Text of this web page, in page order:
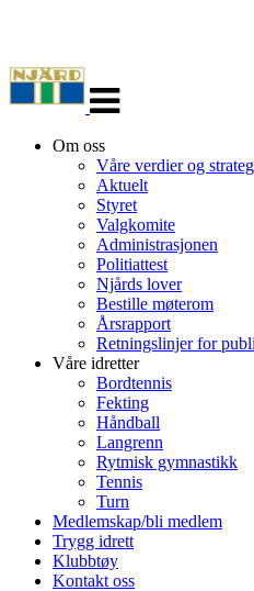
navigasjon
Om oss
Våre verdier og
Aktuelt
Styret
Valgkomite
Administrasjonen
Politiattest
Njårds lover
Bestille møterom
Årsrapport
Retningslinjer for
Våre idretter
Bordtennis
Fekting
Håndball
Langrenn
Rytmisk gymnastikk
Tennis
Turn
Medlemskap/bli medlem
Trygg idrett
Klubbtøy
Kontakt oss